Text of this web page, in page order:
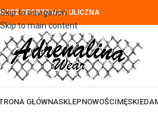
Skip to navigation
Skip to main content
SPORTOWA / ULICZNA
GŁÓWNASKLEPNOWOŚCIMĘSKIE